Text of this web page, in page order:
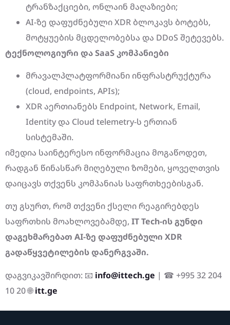
ტრანზაქციები, ონლაინ მაღაზიები;
AI-ზე დაფუძნებული XDR ბლოკავს ბოტებს,
მოტყუების მცდელობებსა და DDoS შეტევებს.
ტექნოლოგიური და SaaS კომპანიები
მრავალპლატფორმიანი ინფრასტრუქტურა
(cloud, endpoints, APIs);
XDR აერთიანებს Endpoint, Network, Email,
Identity და Cloud telemetry-ს ერთიან
სისტემაში.
იმედია საინტერესო ინფორმაცია მოგაწოდეთ,
რადგან წინასწარ მიღებული ზომები, ყოველთვის
დაიცავს თქვენს კომპანიას საფრთხეებისგან.
თუ გსურთ, რომ თქვენი ქსელი რეაგირებდეს
საფრთხის მოახლოვებამდე, IT Tech-ის გუნდი
დაგეხმარებათ AI-ზე დაფუძნებული XDR
გადაწყვეტილების დანერგვაში.
დაგვიკავშირდით: 📧 info@ittech.ge | ☎ +995 32 204
10 20 🌐itt.ge